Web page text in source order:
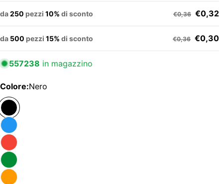
da250 pezzi 10% di sconto €0,36 €0,32
da 500 pezzi 15% di sconto €0,36 €0,30
557238 in magazzino
Colore:Nero